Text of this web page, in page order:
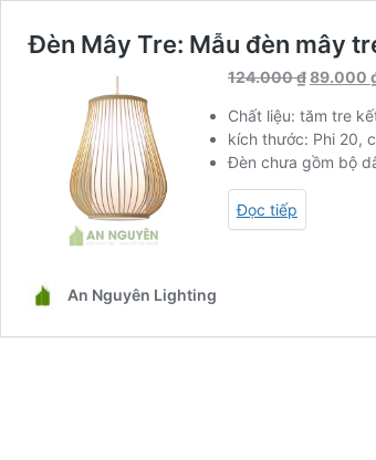
Đèn Mây Tre: Mẫu đèn mây
124.000₫Giá
là:
89.000
Chất liệu: tăm tre
kích thước: Phi 20,
Đèn chưa gồm bộ
Đọc tiếp
An Nguyên Lighting